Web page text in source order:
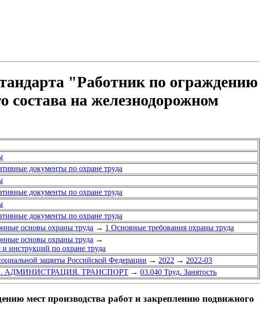
"Работник по ограждению
состава на железнодорожном
документы по охране труда
документы по охране труда
документы по охране труда
основы охраны труда → 1 Основные требования охраны труда
основы охраны труда →
и инструкций по охране труда
защиты Российской Федерации → 2022 → 2022-03
АДМИНИСТРАЦИЯ. ТРАНСПОРТ → 03.040 Труд. Занятость
мест производства работ и закреплению подвижного